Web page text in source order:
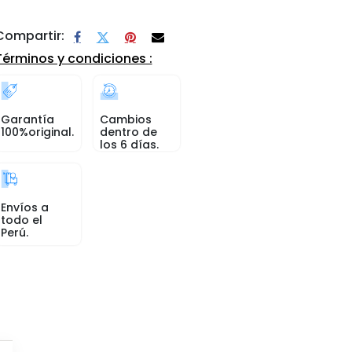
y condiciones :
Garantía
100%original.
Cambios
dentro de
los 6 días.
Envíos a
todo el
Perú.